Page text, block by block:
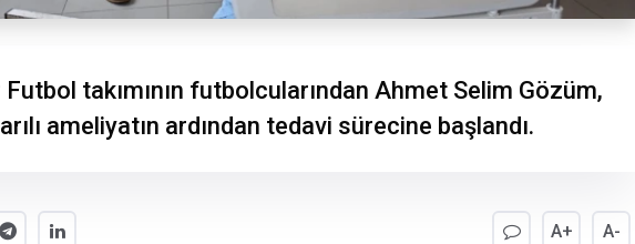
takımının futbolcularından Ahmet Selim Gözüm,
ameliyatın ardından tedavi sürecine başlandı.
A+ A-